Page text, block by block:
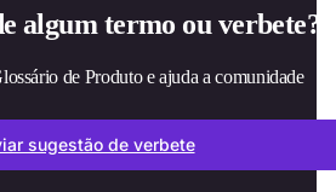
algum termo ou verbete?
de Produto e ajuda a comunidade
sugestão de verbete